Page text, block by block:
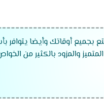
أوقاتك وأيضا يتوافر
والمزود بالكثير من
2026